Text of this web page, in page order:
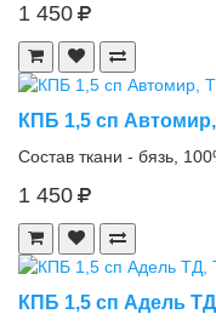
1 450
КПБ 1,5 сп
Состав ткани - бязь,
1 450
КПБ 1,5 сп Адель